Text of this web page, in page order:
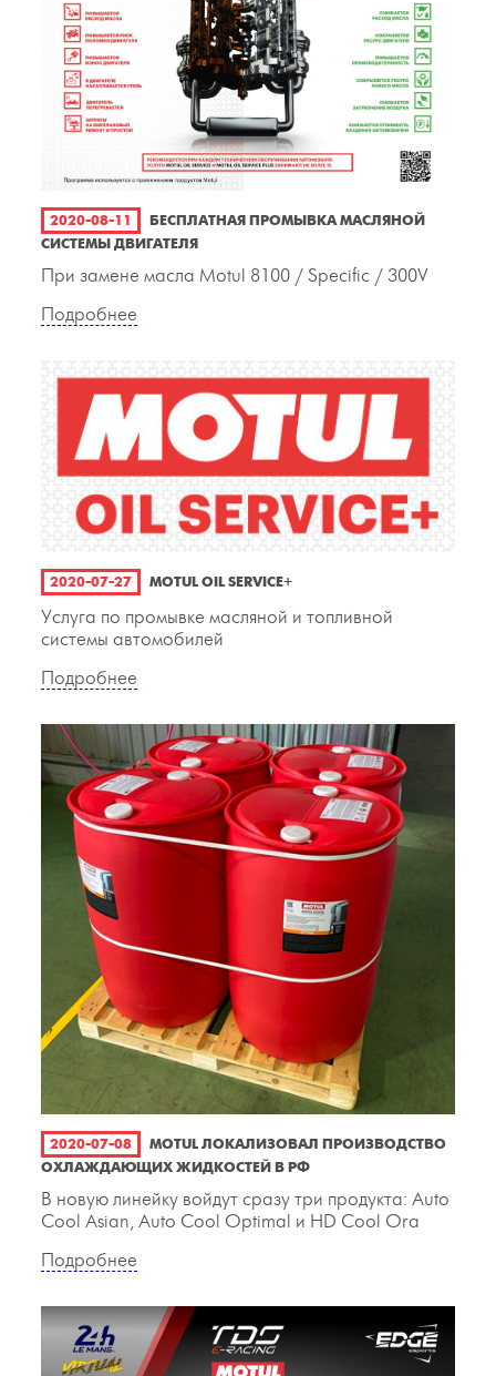
2020-08-11
БЕСПЛАТНАЯ ПРОМЫВКА МАСЛЯНОЙ
СИСТЕМЫ ДВИГАТЕЛЯ
При замене масла Motul 8100 / Specific / 300V
Подробнее
2020-07-27 MOTUL OIL SERVICE+
Услуга по промывке масляной и топливной
системы автомобилей
Подробнее
2020-07-08
MOTUL ЛОКАЛИЗОВАЛ ПРОИЗВОДСТВО
ОХЛАЖДАЮЩИХ ЖИДКОСТЕЙ В РФ
В новую линейку войдут сразу три продукта: Auto
Cool Asian, Auto Cool Optimal и HD Cool Ora
Подробнее